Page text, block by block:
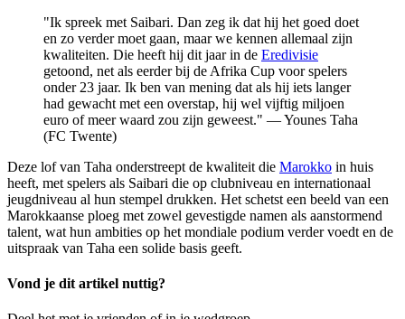
"Ik spreek met Saibari. Dan zeg ik dat hij het goed doet
en zo verder moet gaan, maar we kennen allemaal zijn
kwaliteiten. Die heeft hij dit jaar in de Eredivisie
getoond, net als eerder bij de Afrika Cup voor spelers
onder 23 jaar. Ik ben van mening dat als hij iets langer
had gewacht met een overstap, hij wel vijftig miljoen
euro of meer waard zou zijn geweest." — Younes Taha
(FC Twente)
Deze lof van Taha onderstreept de kwaliteit die Marokko in huis
heeft, met spelers als Saibari die op clubniveau en internationaal
jeugdniveau al hun stempel drukken. Het schetst een beeld van een
Marokkaanse ploeg met zowel gevestigde namen als aanstormend
talent, wat hun ambities op het mondiale podium verder voedt en de
uitspraak van Taha een solide basis geeft.
Vond je dit artikel nuttig?